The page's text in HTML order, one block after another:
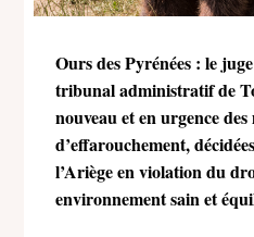
Ours des Pyrénées : le
tribunal administratif de
nouveau et en urgence des
d’effarouchement,
l’Ariège en violation du
environnement sain et